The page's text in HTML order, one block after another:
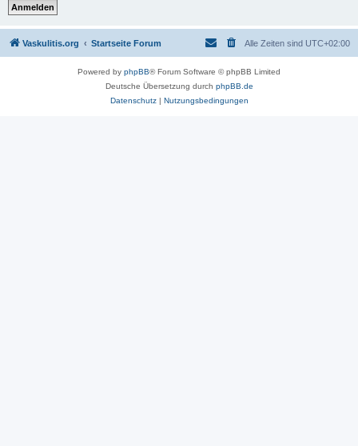
Vaskulitis.org Startseite Forum Alle Zeiten sind UTC+02:00
Powered by phpBB® Forum Software © phpBB Limited
Deutsche Übersetzung durch phpBB.de
Datenschutz| Nutzungsbedingungen